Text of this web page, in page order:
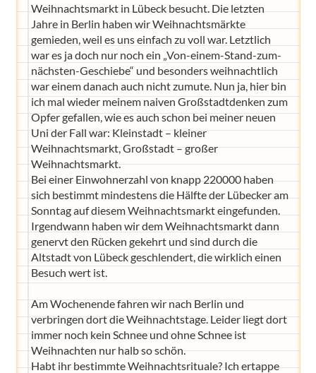
Weihnachtsmarkt in Lübeck besucht. Die letzten
Jahre in Berlin haben wir Weihnachtsmärkte
gemieden, weil es uns einfach zu voll war. Letztlich
war es ja doch nur noch ein „Von-einem-Stand-zum-
nächsten-Geschiebe“ und besonders weihnachtlich
war einem danach auch nicht zumute. Nun ja, hier bin
ich mal wieder meinem naiven Großstadtdenken zum
Opfer gefallen, wie es auch schon bei meiner neuen
Uni der Fall war: Kleinstadt – kleiner
Weihnachtsmarkt, Großstadt – großer
Weihnachtsmarkt.
Bei einer Einwohnerzahl von knapp 220000 haben
sich bestimmt mindestens die Hälfte der Lübecker am
Sonntag auf diesem Weihnachtsmarkt eingefunden.
Irgendwann haben wir dem Weihnachtsmarkt dann
genervt den Rücken gekehrt und sind durch die
Altstadt von Lübeck geschlendert, die wirklich einen
Besuch wert ist.
Am Wochenende fahren wir nach Berlin und
verbringen dort die Weihnachtstage. Leider liegt dort
immer noch kein Schnee und ohne Schnee ist
Weihnachten nur halb so schön.
Habt ihr bestimmte Weihnachtsrituale? Ich ertappe